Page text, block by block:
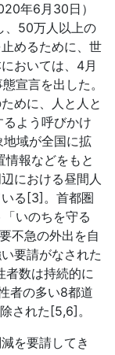
年6月30日）
、50万人以上の
めるために、世
おいては、4月
宣言を出した。
めに、人と人と
よう呼びかけ
域が全国に拡
報などをもと
における昼間人
る[3]。首都圏
いのちを守る
不急の外出を自
要請がなされた
者数は持続的に
者の多い8都道
された[5,6]。
を要請してき